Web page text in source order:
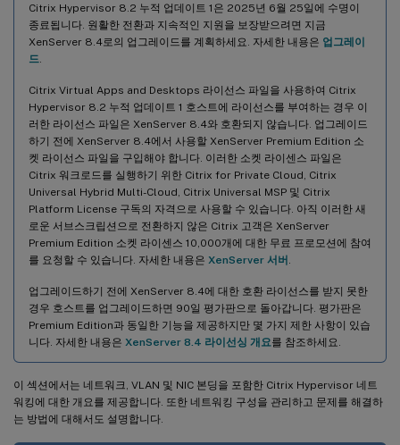
Citrix Hypervisor 8.2 누적 업데이트 1은 2025년 6월 25일에 수명이
종료됩니다. 원활한 전환과 지속적인 지원을 보장받으려면 지금
XenServer 8.4로의 업그레이드를 계획하세요. 자세한 내용은 업그레이
드
Citrix Virtual Apps and Desktops 라이선스 파일을 사용하여 Citrix
Hypervisor 8.2 누적 업데이트 1 호스트에 라이선스를 부여하는 경우 이
러한 라이선스 파일은 XenServer 8.4와 호환되지 않습니다. 업그레이드
하기 전에 XenServer 8.4에서 사용할 XenServer Premium Edition 소
켓 라이선스 파일을 구입해야 합니다. 이러한 소켓 라이센스 파일은
Citrix 워크로드를 실행하기 위한 Citrix for Private Cloud, Citrix
Universal Hybrid Multi-Cloud, Citrix Universal MSP 및 Citrix
Platform License 구독의 자격으로 사용할 수 있습니다. 아직 이러한 새
로운 서브스크립션으로 전환하지 않은 Citrix 고객은 XenServer
Premium Edition 소켓 라이센스 10,000개에 대한 무료 프로모션에 참여
를 요청할 수 있습니다. 자세한 내용은 XenServer 서버
업그레이드하기 전에 XenServer 8.4에 대한 호환 라이선스를 받지 못한
경우 호스트를 업그레이드하면 90일 평가판으로 돌아갑니다. 평가판은
Premium Edition과 동일한 기능을 제공하지만 몇 가지 제한 사항이 있습
니다. 자세한 내용은 XenServer 8.4 라이선싱 개요를 참조하세요.
이 섹션에서는 네트워크, VLAN 및 NIC 본딩을 포함한 Citrix Hypervisor 네트
워킹에 대한 개요를 제공합니다. 또한 네트워킹 구성을 관리하고 문제를 해결하
는 방법에 대해서도 설명합니다.